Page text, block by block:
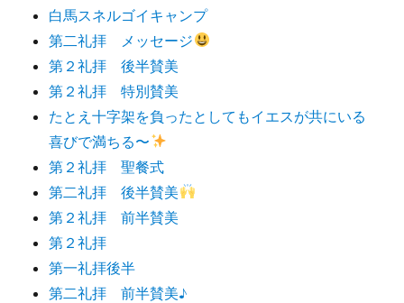
白馬スネルゴイキャンプ
第二礼拝 メッセージ
第２礼拝 後半賛美
第２礼拝 特別賛美
たとえ十字架を負ったとしてもイエスが共にいる
喜びで満ちる〜
第２礼拝 聖餐式
第二礼拝 後半賛美
第２礼拝 前半賛美
第２礼拝
第一礼拝後半
第二礼拝 前半賛美♪